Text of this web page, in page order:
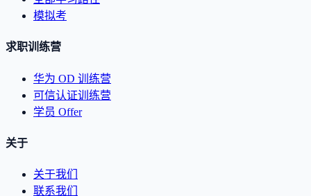
模拟考
求职训练营
华为 OD 训练营
可信认证训练营
学员 Offer
关于
关于我们
联系我们